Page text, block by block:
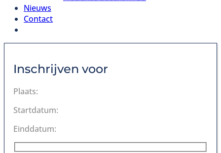
Nieuws
Contact
Inschrijven voor
Plaats:
Startdatum:
Einddatum: